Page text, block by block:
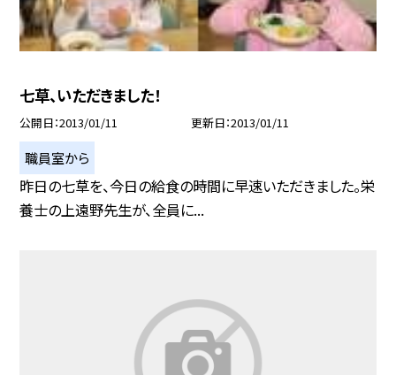
七草、いただきました！
公開日 2013/01/11 更新日 2013/01/11
職員室から
昨日の七草を、今日の給食の時間に早速いただきました。栄
養士の上遠野先生が、全員に...